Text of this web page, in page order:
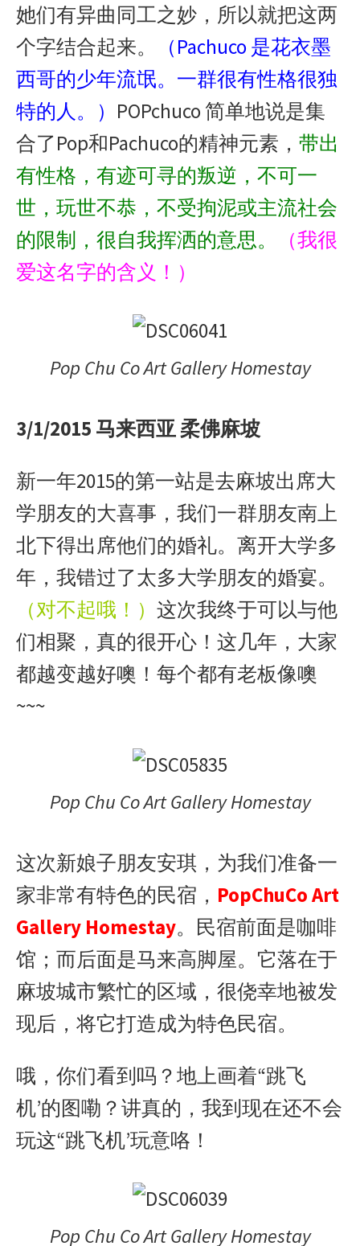
她们有异曲同工之妙，所以就把这两
个字结合起来。
（Pachuco 是花衣墨
西哥的少年流氓。一群很有性格很独
特的人。） POPchuco 简单地说是集
合了Pop和Pachuco的精神元素， 带出
有性格，有迹可寻的叛逆，不可一
世，玩世不恭，不受拘泥或主流社会
的限制，很自我挥洒的意思。
（我很
爱这名字的含义！）
Pop Chu Co Art Gallery Homestay
3/1/2015 马来西亚 柔佛麻坡
新一年2015的第一站是去麻坡出席大
学朋友的大喜事，我们一群朋友南上
北下得出席他们的婚礼。离开大学多
年，我错过了太多大学朋友的婚宴。
（对不起哦！） 这次我终于可以与他
们相聚，真的很开心！这几年，大家
都越变越好噢！每个都有老板像噢
~~~
Pop Chu Co Art Gallery Homestay
这次新娘子朋友安琪，为我们准备一
家非常有特色的民宿， PopChuCo Art
Gallery Homestay。民宿前面是咖啡
馆；而后面是马来高脚屋。它落在于
麻坡城市繁忙的区域，很侥幸地被发
现后，将它打造成为特色民宿。
哦，你们看到吗？地上画着“跳飞
机’的图嘞？讲真的，我到现在还不会
玩这“跳飞机’玩意咯！
Pop Chu Co Art Gallery Homestay